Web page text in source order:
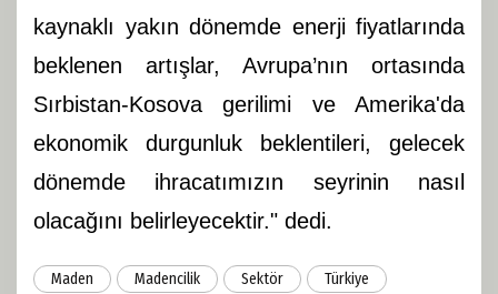
kaynaklı yakın dönemde enerji fiyatlarında
beklenen artışlar, Avrupa’nın ortasında
Sırbistan-Kosova gerilimi ve Amerika'da
ekonomik durgunluk beklentileri, gelecek
dönemde ihracatımızın seyrinin nasıl
olacağını belirleyecektir." dedi.
Maden Madencilik Sektör
Türkiye